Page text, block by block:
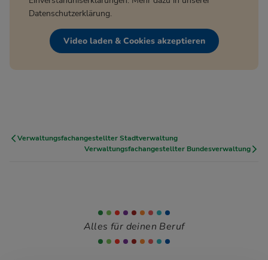
Datenschutzerklärung.
Video laden & Cookies akzeptieren
Verwaltungsfachangestellter Stadtverwaltung
Verwaltungsfachangestellter Bundesverwaltung
Alles für deinen Beruf